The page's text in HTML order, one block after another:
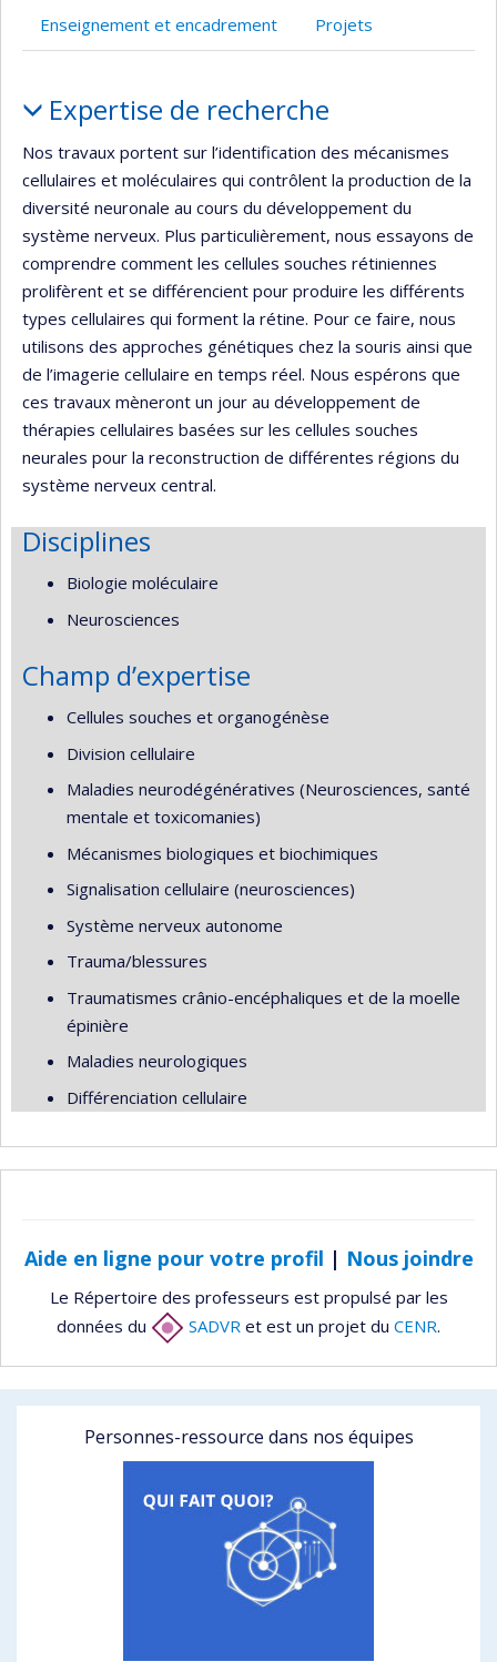
Enseignement et encadrement Projets
Expertise de recherche
Nos travaux portent sur l’identification des mécanismes
cellulaires et moléculaires qui contrôlent la production de la
diversité neuronale au cours du développement du
système nerveux. Plus particulièrement, nous essayons de
comprendre comment les cellules souches rétiniennes
prolifèrent et se différencient pour produire les différents
types cellulaires qui forment la rétine. Pour ce faire, nous
utilisons des approches génétiques chez la souris ainsi que
de l’imagerie cellulaire en temps réel. Nous espérons que
ces travaux mèneront un jour au développement de
thérapies cellulaires basées sur les cellules souches
neurales pour la reconstruction de différentes régions du
système nerveux central.
Disciplines
Biologie moléculaire
Neurosciences
Champ d’expertise
Cellules souches et organogénèse
Division cellulaire
Maladies neurodégénératives (Neurosciences, santé
mentale et toxicomanies)
Mécanismes biologiques et biochimiques
Signalisation cellulaire (neurosciences)
Système nerveux autonome
Trauma/blessures
Traumatismes crânio-encéphaliques et de la moelle
épinière
Maladies neurologiques
Différenciation cellulaire
Aide en ligne pour votre profil | Nous joindre
Le Répertoire des professeurs est propulsé par les
données du
SADVR et est un projet du CENR.
Personnes-ressource dans nos équipes